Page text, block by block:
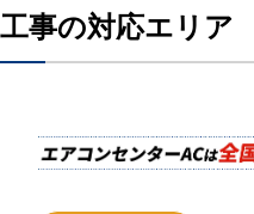
工事の対応エリア